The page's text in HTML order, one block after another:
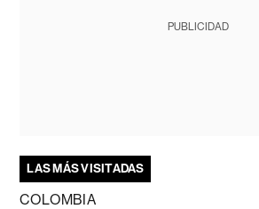
PUBLICIDAD
LAS MÁS VISITADAS
COLOMBIA